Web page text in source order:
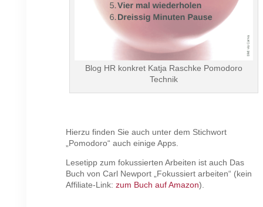
Blog HR konkret Katja Raschke Pomodoro
Technik
Hierzu finden Sie auch unter dem Stichwort
„Pomodoro“ auch einige Apps.
Lesetipp zum fokussierten Arbeiten ist auch Das
Buch von Carl Newport „Fokussiert arbeiten“ (kein
Affiliate-Link: zum Buch auf Amazon).